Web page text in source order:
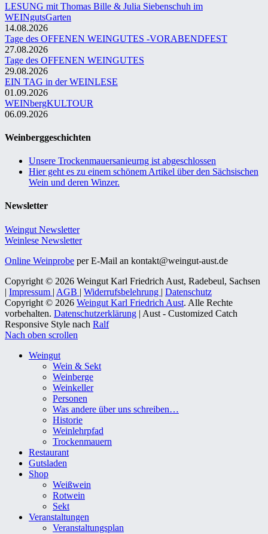
LESUNG mit Thomas Bille & Julia Siebenschuh im
WEINgutsGarten
14.08.2026
Tage des OFFENEN WEINGUTES -VORABENDFEST
27.08.2026
Tage des OFFENEN WEINGUTES
29.08.2026
EIN TAG in der WEINLESE
01.09.2026
WEINbergKULTOUR
06.09.2026
Weinberggeschichten
Unsere Trockenmauersanieurng ist abgeschlossen
Hier geht es zu einem schönem Artikel über den Sächsischen
Wein und deren Winzer.
Newsletter
Weingut Newsletter
Weinlese Newsletter
Online Weinprobe per E-Mail an kontakt@weingut-aust.de
Copyright © 2026 Weingut Karl Friedrich Aust, Radebeul, Sachsen
| Impressum | AGB | Widerrufsbelehrung | Datenschutz
Copyright © 2026 Weingut Karl Friedrich Aust. Alle Rechte
vorbehalten. Datenschutzerklärung | Aust - Customized Catch
Responsive Style nach Ralf
Nach oben scrollen
Weingut
Wein & Sekt
Weinberge
Weinkeller
Personen
Was andere über uns schreiben…
Historie
Weinlehrpfad
Trockenmauern
Restaurant
Gutsladen
Shop
Weißwein
Rotwein
Sekt
Veranstaltungen
Veranstaltungsplan